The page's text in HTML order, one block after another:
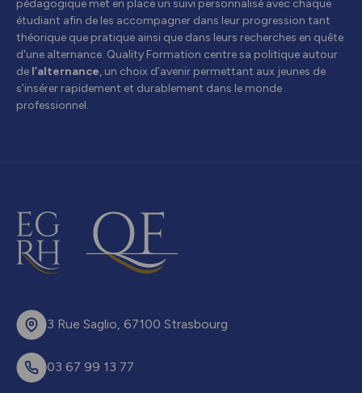
pédagogique met en place un suivi personnalisé avec chaque
étudiant afin de les accompagner dans leur progression tant
théorique que pratique ainsi que dans leurs recherches en quête
d'une alternance. Quality Formation centre sa politique autour
de l’alternance, un choix d’avenir permettant aux jeunes de
s’insérer rapidement et durablement dans le monde
professionnel.
3 Rue Saglio, 67100 Strasbourg
03 67 99 13 77